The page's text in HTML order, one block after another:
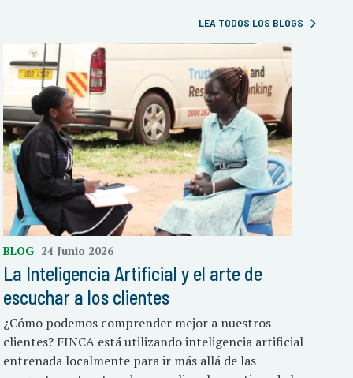
LEA TODOS LOS BLOGS
BLOG 24 Junio 2026
La Inteligencia Artificial y el arte de
escuchar a los clientes
¿Cómo podemos comprender mejor a nuestros
clientes? FINCA está utilizando inteligencia artificial
entrenada localmente para ir más allá de las